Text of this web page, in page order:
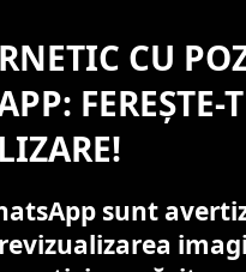
CU
FEREȘTE-
sunt